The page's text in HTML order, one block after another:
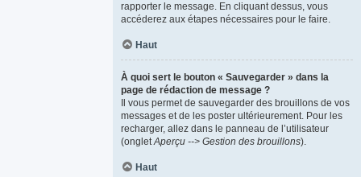
rapporter le message. En cliquant dessus, vous
accéderez aux étapes nécessaires pour le faire.
Haut
À quoi sert le bouton « Sauvegarder » dans la
page de rédaction de message ?
Il vous permet de sauvegarder des brouillons de vos
messages et de les poster ultérieurement. Pour les
recharger, allez dans le panneau de l’utilisateur
(ongletAperçu --> Gestion des brouillons).
Haut